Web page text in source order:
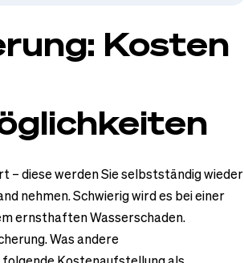
Kosten
– diese werden Sie selbstständig wieder
nehmen. Schwierig wird es bei einer
ernsthaften Wasserschaden.
Was andere